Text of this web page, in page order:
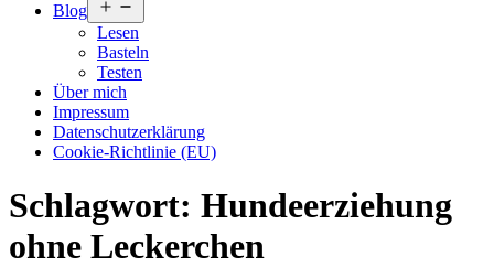
Blog
öffnen
Lesen
Basteln
Testen
Über mich
Impressum
Datenschutzerklärung
Cookie-Richtlinie (EU)
Schlagwort: Hundeerziehung
ohne Leckerchen